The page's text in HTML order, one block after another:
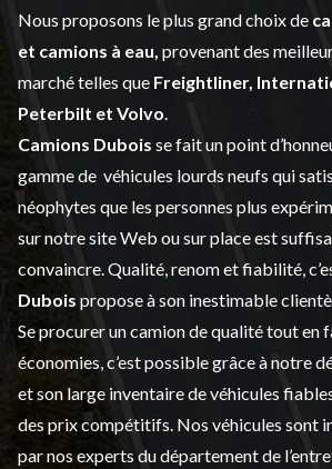
Nous proposons le plus grand choix de
et camions à eau, provenant des
marché telles que Freightliner,
Peterbilt et Volvo
Camions Dubois se fait un point
gamme de véhicules lourds neufs qui
néophytes que les personnes plus
sur notre site Web ou sur place est
convaincre. Qualité, renom et fiabilité,
Dubois propose à son inestimable
Se procurer un camion de qualité tout en
économies, c’est possible grâce à notre
et son large inventaire de véhicules
des prix compétitifs. Nos véhicules sont
par nos experts du département de l’